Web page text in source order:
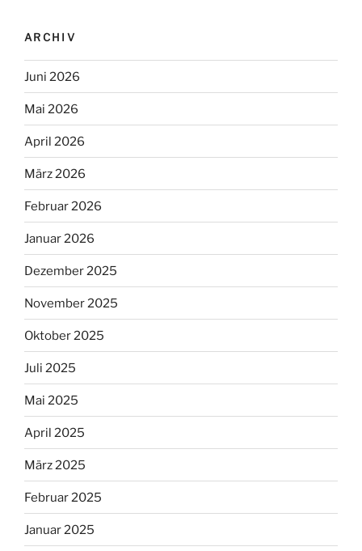
ARCHIV
Juni 2026
Mai 2026
April 2026
März 2026
Februar 2026
Januar 2026
Dezember 2025
November 2025
Oktober 2025
Juli 2025
Mai 2025
April 2025
März 2025
Februar 2025
Januar 2025